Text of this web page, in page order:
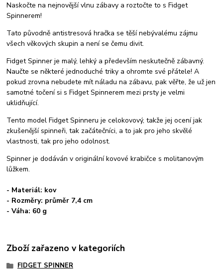
Naskočte na nejnovější vlnu zábavy a roztočte to s Fidget
Spinnerem!
Tato původně antistresová hračka se těší nebývalému zájmu
všech věkových skupin a není se čemu divit.
Fidget Spinner je malý, lehký a především neskutečně zábavný.
Naučte se některé jednoduché triky a ohromte své přátele! A
pokud zrovna nebudete mít náladu na zábavu, pak věřte, že už jen
samotné točení si s Fidget Spinnerem mezi prsty je velmi
uklidňující.
Tento model Fidget Spinneru je celokovový, takže jej ocení jak
zkušenější spinneři, tak začátečníci, a to jak pro jeho skvělé
vlastnosti, tak pro jeho odolnost.
Spinner je dodáván v originální kovové krabičce s molitanovým
lůžkem.
- Materiál: kov
- Rozměry: průměr 7,4 cm
- Váha: 60 g
Zboží zařazeno v kategoriích
FIDGET SPINNER